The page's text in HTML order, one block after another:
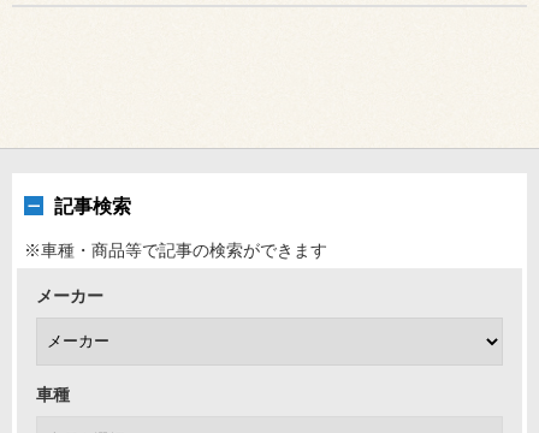
記事検索
※車種・商品等で記事の検索ができます
メーカー
車種